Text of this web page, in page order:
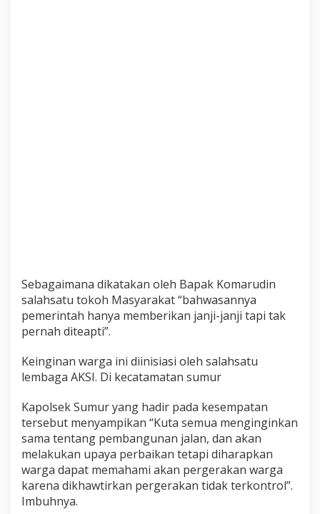
Sebagaimana dikatakan oleh Bapak Komarudin
salahsatu tokoh Masyarakat “bahwasannya
pemerintah hanya memberikan janji-janji tapi tak
pernah diteapti”.
Keinginan warga ini diinisiasi oleh salahsatu
lembaga AKSI. Di kecatamatan sumur
Kapolsek Sumur yang hadir pada kesempatan
tersebut menyampikan “Kuta semua menginginkan
sama tentang pembangunan jalan, dan akan
melakukan upaya perbaikan tetapi diharapkan
warga dapat memahami akan pergerakan warga
karena dikhawtirkan pergerakan tidak terkontrol”.
Imbuhnya.